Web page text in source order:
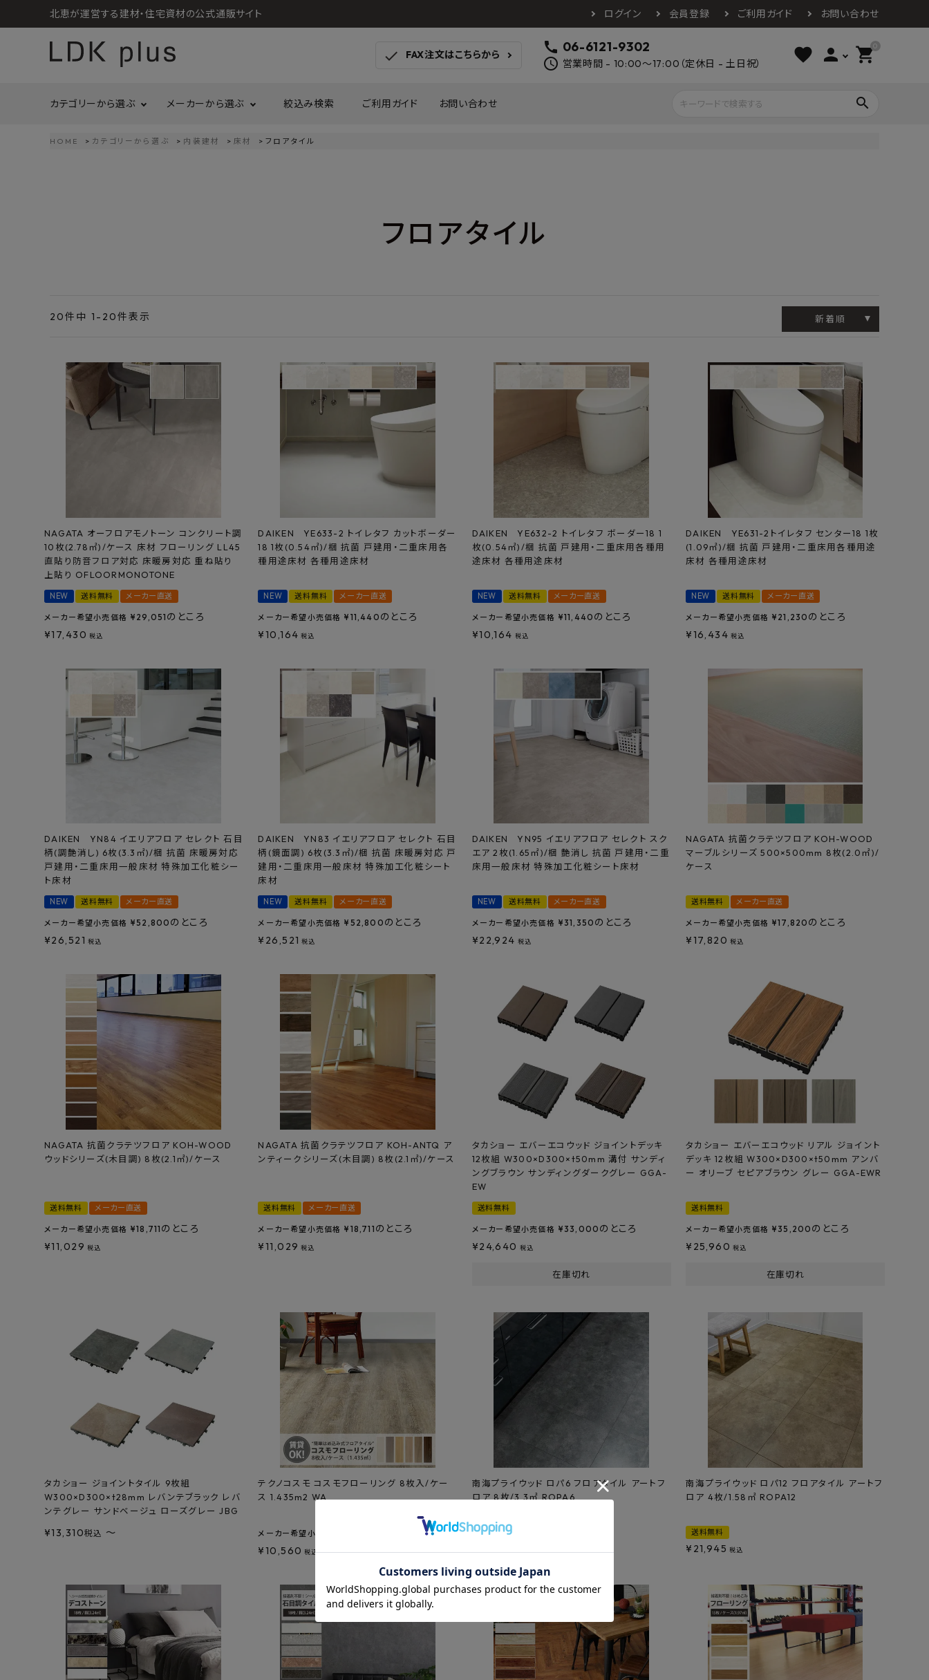
北恵が運営する建材・住宅資材の公式通販サイト ログイン 会員登録 ご利用ガイド お問い合わせ
check FAX注文はこちらから call 06-6121-9302
schedule 営業時間 - 10:00～17:00（定休日 - 土日祝） favorite person 0
shopping_cart
カテゴリーから選ぶ メーカーから選ぶ
タカラ産業
川口技研
吉桂
その他ブランド
絞込み検索 ご利用ガイド お問い合わせ search
FAX注文はこちらから
カテゴリーから選ぶ
お問い合わせ
特定商取引法について
HOME カテゴリーから選ぶ 内装建材 床材 フロアタイル
フロアタイル
新着順
20件中 1 - 20件表示
NAGATA オーフロアモノトーン コンクリート調
10枚(2.78㎡)/ケース 床材 フローリング LL45
直貼り防音フロア対応 床暖房対応 重ね貼り
上貼り OFLOORMONOTONE
NEW 送料無料 メーカー直送
メーカー希望小売価格 ¥ 29,051 のところ
¥17,430 税込
DAIKEN YE633-2 トイレタフ カットボーダー
18 1枚(0.54㎡)/梱 抗菌 戸建用・二重床用各
種用途床材 各種用途床材
NEW 送料無料 メーカー直送
メーカー希望小売価格 ¥ 11,440 のところ
¥10,164 税込
DAIKEN YE632-2 トイレタフ ボーダー18 1
枚(0.54㎡)/梱 抗菌 戸建用・二重床用各種用
途床材 各種用途床材
NEW 送料無料 メーカー直送
メーカー希望小売価格 ¥11,440 のところ
¥10,164 税込
DAIKEN YE631-2トイレタフ センター18 1枚
(1.09㎡)/梱 抗菌 戸建用・二重床用各種用途
床材 各種用途床材
NEW 送料無料 メーカー直送
メーカー希望小売価格 ¥ 21,230 のところ
¥16,434 税込
DAIKEN YN84 イエリアフロア セレクト 石目
柄(調艶消し) 6枚(3.3㎡)/梱 抗菌 床暖房対応
戸建用・二重床用一般床材 特殊加工化粧シー
ト床材
NEW 送料無料 メーカー直送
メーカー希望小売価格 ¥52,800 のところ
¥26,521 税込
DAIKEN YN83 イエリアフロア セレクト 石目
柄(鏡面調) 6枚(3.3㎡)/梱 抗菌 床暖房対応 戸
建用・二重床用一般床材 特殊加工化粧シート
床材
NEW 送料無料 メーカー直送
メーカー希望小売価格 ¥ 52,800 のところ
¥ 26,521 税込
DAIKEN YN95 イエリアフロア セレクト スク
エア 2枚(1.65㎡)/梱 艶消し 抗菌 戸建用・二重
床用一般床材 特殊加工化粧シート床材
NEW 送料無料 メーカー直送
メーカー希望小売価格 ¥ 31,350 のところ
¥22,924 税込
NAGATA 抗菌クラテツフロア KOH-WOOD
マーブルシリーズ 500×500mm 8枚(2.0㎡)/
ケース
送料無料 メーカー直送
メーカー希望小売価格 ¥17,820 のところ
¥17,820 税込
NAGATA 抗菌クラテツフロア KOH-WOOD
ウッドシリーズ(木目調) 8枚(2.1㎡)/ケース
送料無料 メーカー直送
メーカー希望小売価格 ¥18,711 のところ
¥11,029 税込
NAGATA 抗菌クラテツフロア KOH-ANTQ ア
ンティークシリーズ(木目調) 8枚(2.1㎡)/ケース
送料無料 メーカー直送
メーカー希望小売価格 ¥ 18,711 のところ
¥11,029 税込
タカショー エバーエコウッド ジョイントデッキ
12枚組 W300×D300×t50mm 溝付 サンディ
ングブラウン サンディングダークグレー GGA-
EW
送料無料
メーカー希望小売価格 ¥ 33,000 のところ
¥24,640 税込
在庫切れ
タカショー エバーエコウッド リアル ジョイント
デッキ 12枚組 W300×D300×t50mm アンバ
ー オリーブ セピアブラウン グレー GGA-EWR
送料無料
メーカー希望小売価格 ¥ 35,200 のところ
¥ 25,960 税込
在庫切れ
タカショー ジョイントタイル 9枚組
W300×D300×t28mm レバンテブラック レバ
ンテグレー サンドベージュ ローズグレー JBG
¥13,310税込 〜
テクノコスモ コスモフローリング 8枚入/ケー
ス 1.435m2 WA
メーカー希望小売価格
¥10,560 税込
南海プライウッド ロパ6 フロアタイル アートフ
ロア 8枚/3.3㎡ ROPA6
送料無料
南海プライウッド ロパ12 フロアタイル アートフ
ロア 4枚/1.58㎡ ROPA12
送料無料
¥ 21,945 税込